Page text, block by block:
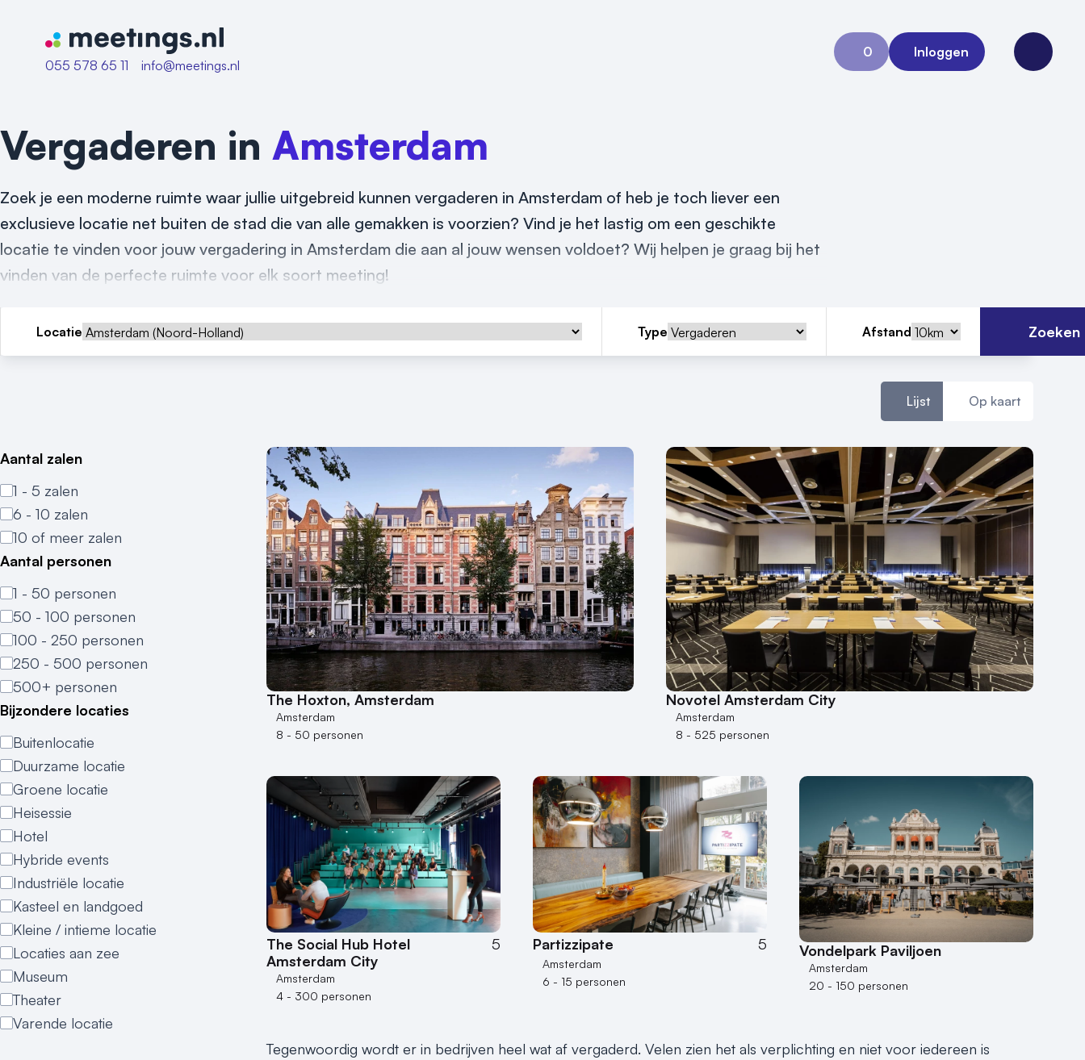
Naar home van Meetings
055 578 65 11
info@meetings.nl
0
Aanvraag 0
Inloggen
Open
Vergaderen in Amsterdam
Zoek je een moderne ruimte waar jullie uitgebreid kunnen vergaderen in Amsterdam of heb je toch liever een
exclusieve locatie net buiten de stad die van alle gemakken is voorzien? Vind je het lastig om een geschikte
locatie te vinden voor jouw vergadering in Amsterdam die aan al jouw wensen voldoet? Wij helpen je graag bij het
vinden van de perfecte ruimte voor elk soort meeting!
Locatie Type Afstand Zoeken
Lijst Op kaart
Aantal zalen
1 - 5 zalen
6 - 10 zalen
10 of meer zalen
Aantal personen
1 - 50 personen
50 - 100 personen
100 - 250 personen
250 - 500 personen
500+ personen
Bijzondere locaties
Buitenlocatie
Duurzame locatie
Groene locatie
Heisessie
Hotel
Hybride events
Industriële locatie
Kasteel en landgoed
Kleine / intieme locatie
Locaties aan zee
Museum
Theater
Varende locatie
The Hoxton, Amsterdam
Amsterdam
8 - 50 personen
Novotel Amsterdam City
Amsterdam
8 - 525 personen
The Social Hub Hotel
Amsterdam City
5
Amsterdam
4 - 300 personen
Partizzipate 5
Amsterdam
6 - 15 personen
Vondelpark Paviljoen
Amsterdam
20 - 150 personen
Tegenwoordig wordt er in bedrijven heel wat af vergaderd. Velen zien het als verplichting en niet voor iedereen is